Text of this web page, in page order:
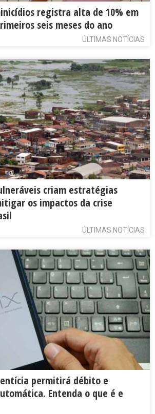
registra alta de 10% em
seis meses do ano
ÚLTIMAS NOTÍCIAS
criam estratégias
os impactos da crise
ÚLTIMAS NOTÍCIAS
permitirá débito e
Entenda o que é e